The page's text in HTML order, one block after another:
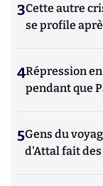
3Cette autre
se profile
4Répression
pendant que
5Gens du
d'Attal fait des